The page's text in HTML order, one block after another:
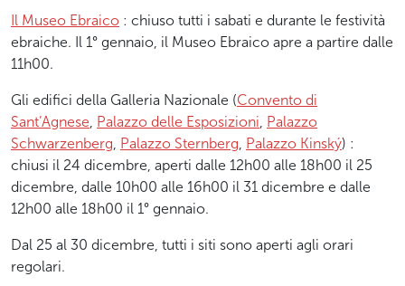
Il Museo Ebraico : chiuso tutti i sabati e durante le festività
ebraiche. Il 1° gennaio, il Museo Ebraico apre a partire dalle
11h00.
Gli edifici della Galleria Nazionale (Convento di
Sant’Agnese Palazzo delle Esposizioni Palazzo
Schwarzenberg Palazzo Sternberg Palazzo Kinský) :
chiusi il 24 dicembre, aperti dalle 12h00 alle 18h00 il 25
dicembre, dalle 10h00 alle 16h00 il 31 dicembre e dalle
12h00 alle 18h00 il 1° gennaio.
Dal 25 al 30 dicembre, tutti i siti sono aperti agli orari
regolari.